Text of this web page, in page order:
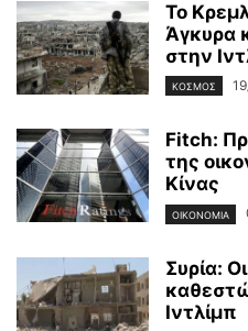
Το
Άγκυρα
στην
ΚΌΣΜΟΣ
Fitch:
της
Κίνας
ΟΙΚΟΝΟΜΊΑ
Συρία:
Ιντλίμπ